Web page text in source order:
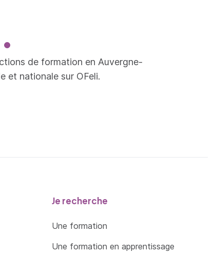
de formation en Auvergne-
et nationale sur OFeli.
Je recherche
Une formation
Une formation en apprentissage